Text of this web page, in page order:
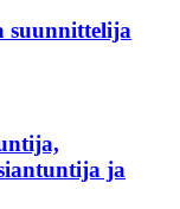
suunnittelija
ja